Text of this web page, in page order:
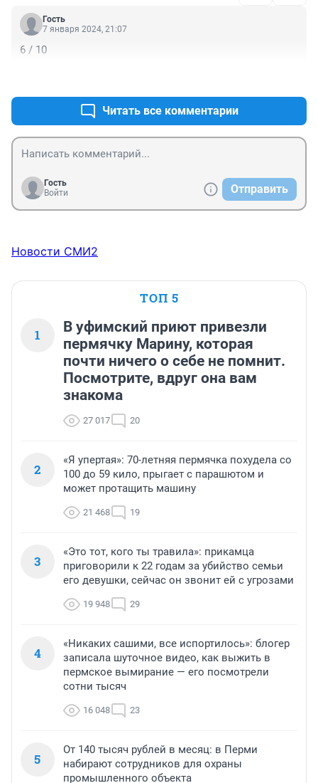
Гость
7 января 2024, 21:07
6 / 10
Читать все комментарии
Гость
Войти
Отправить
Новости СМИ2
ТОП 5
1
В уфимский приют привезли
пермячку Марину, которая
почти ничего о себе не помнит.
Посмотрите, вдруг она вам
знакома
27 017 20
2
«Я упертая»: 70-летняя пермячка похудела со
100 до 59 кило, прыгает с парашютом и
может протащить машину
21 468 19
3
«Это тот, кого ты травила»: прикамца
приговорили к 22 годам за убийство семьи
его девушки, сейчас он звонит ей с угрозами
19 948 29
4
«Никаких сашими, все испортилось»: блогер
записала шуточное видео, как выжить в
пермское вымирание — его посмотрели
сотни тысяч
16 048 23
5
От 140 тысяч рублей в месяц: в Перми
набирают сотрудников для охраны
промышленного объекта